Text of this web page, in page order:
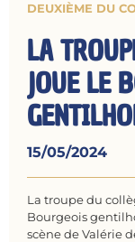
LA
JOUE LE
15/05/2024
La troupe du
Bourgeois
scène de Valérie